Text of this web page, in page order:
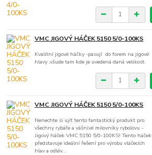
VMC JIGOVÝ HÁČEK 5150 5/0-100KS
Kvalitní jigové háčky -pasují do forem na jigové
hlavy ,všude tam kde je uvedená daná velikost.
VMC JIGOVÝ HÁČEK 5150 5/0-100KS
Nenechte si ujít tento fantastický produkt pro
všechny rybáře a vášnivé milovníky rybolovu -
Jigový háček VMC 5150 5/0-100KS! Tento háček
představuje ideální řešení pro výrobu vláčecích
hlav a odlév...